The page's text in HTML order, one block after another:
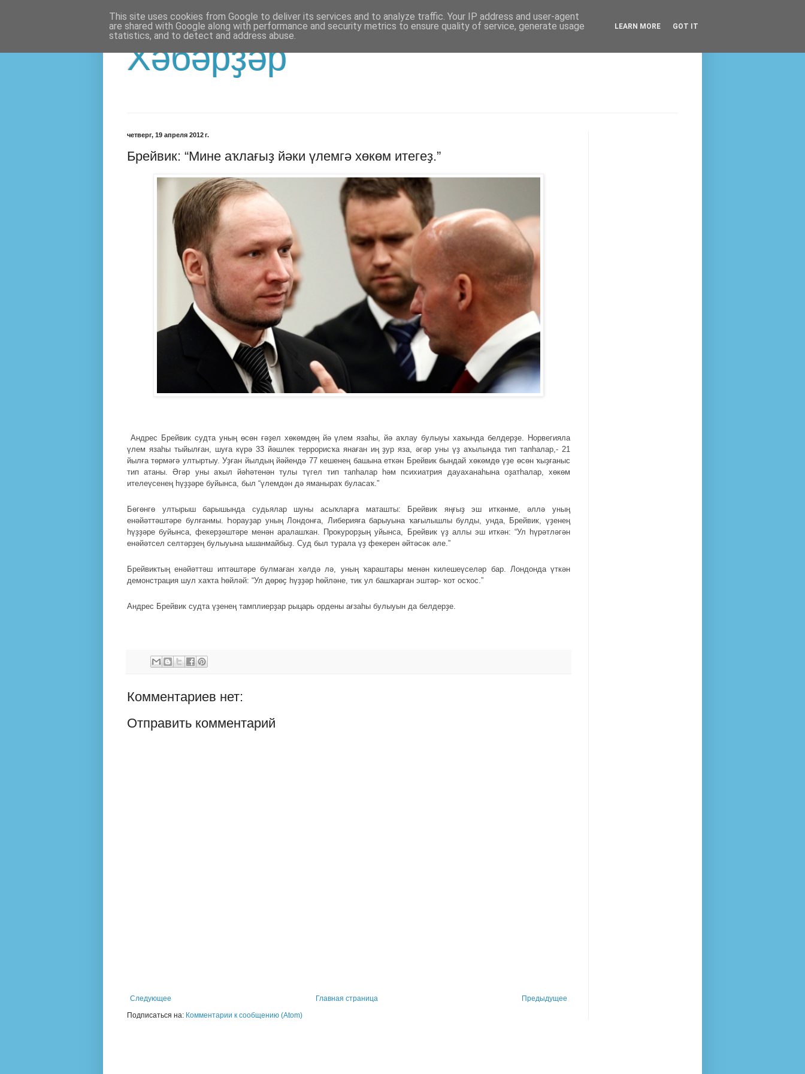
Хәбәрҙәр
четверг, 19 апреля 2012 г.
Брейвик: “Мине аҡлағыҙ йәки үлемгә хөкөм итегеҙ.”
Андрес Брейвик судта уның өсөн ғәҙел хөкөмдөң йә үлем язаһы, йә аҡлау булыуы хаҡында белдерҙе. Норвегияла
үлем язаһы тыйылған, шуға күрә 33 йәшлек террорисҡа янаған иң ҙур яза, әгәр уны үҙ аҡылында тип тапһалар,- 21
йылға төрмәгә ултыртыу. Уҙған йылдың йәйендә 77 кешенең башына еткән Брейвик бындай хөкөмдө үҙе өсөн ҡыҙғаныс
тип атаны. Әгәр уны аҡыл йәһәтенән тулы түгел тип тапһалар һәм психиатрия дауаханаһына оҙатһалар, хөкөм
ителеүсенең һүҙҙәре буйынса, был “үлемдән дә яманыраҡ буласаҡ.”
Бөгөнгө ултырыш барышында судьялар шуны асыҡларға маташты: Брейвик яңғыҙ эш иткәнме, әллә уның
енәйәттәштәре булғанмы. Һорауҙар уның Лондонға, Либерияға барыуына ҡағылышлы булды, унда, Брейвик, үҙенең
һүҙҙәре буйынса, фекерҙәштәре менән аралашҡан. Прокурорҙың уйынса, Брейвик үҙ аллы эш иткән: “Ул һүрәтләгән
енәйәтсел селтәрҙең булыуына ышанмайбыҙ. Суд был турала үҙ фекерен әйтәсәк әле.”
Брейвиктың енәйәттәш иптәштәре булмаған хәлдә лә, уның ҡараштары менән килешеүселәр бар. Лондонда үткән
демонстрация шул хаҡта һөйләй: “Ул дөрөҫ һүҙҙәр һөйләне, тик ул башҡарған эштәр- ҡот осҡос.”
Андрес Брейвик судта үҙенең тамплиерҙар рыцарь ордены ағзаһы булыуын да белдерҙе.
Комментариев нет:
Отправить комментарий
Следующее Предыдущее
Главная страница
Подписаться на: Комментарии к сообщению (Atom)
This site uses cookies from Google to deliver its services and to analyze traffic. Your IP address and user-agent
are shared with Google along with performance and security metrics to ensure quality of service, generate usage
statistics, and to detect and address abuse.
LEARN MORE GOT IT